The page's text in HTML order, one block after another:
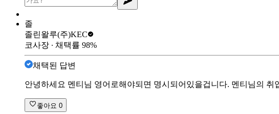
졸
졸린왈루(주)KEC
코사장 ∙ 채택률 98%
채택된 답변
안녕하세요 멘티님 영어로해야되면 명시되어있을겁니다. 멘티님의 취
좋아요 0